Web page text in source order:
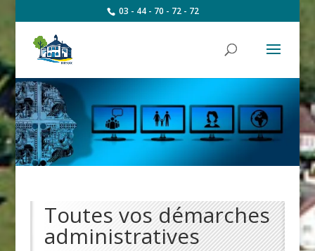
03 - 44 - 70 - 72 - 72
Toutes vos démarches
administratives